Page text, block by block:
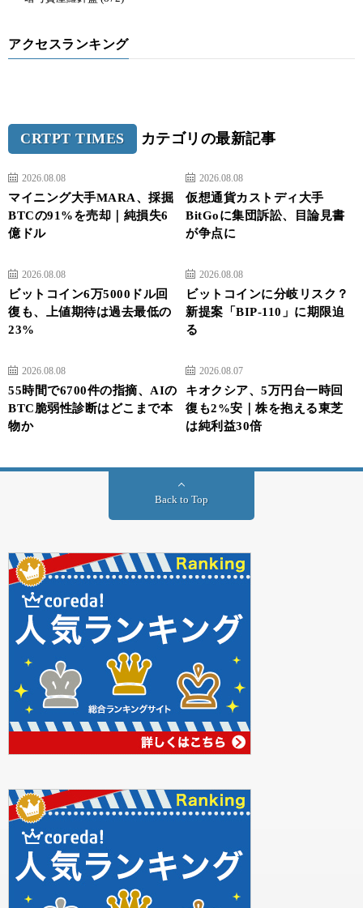
アクセスランキング
CRTPT TIMES カテゴリの最新記事
2026.08.08
マイニング大手MARA、採掘
BTCの91%を売却｜純損失6
億ドル
2026.08.08
仮想通貨カストディ大手
BitGoに集団訴訟、目論見書
が争点に
2026.08.08
ビットコイン6万5000ドル回
復も、上値期待は過去最低の
23%
2026.08.08
ビットコインに分岐リスク？
新提案「BIP-110」に期限迫
る
2026.08.08
55時間で6700件の指摘、AIの
BTC脆弱性診断はどこまで本
物か
2026.08.07
キオクシア、5万円台一時回
復も2%安｜株を抱える東芝
は純利益30倍
Back to Top